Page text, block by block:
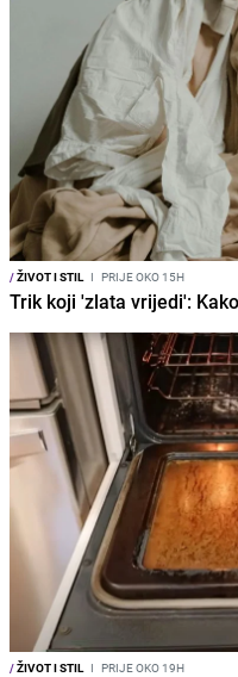
/ŽIVOT I STIL I PRIJE OKO 15H
Trik koji 'zlata vrijedi':
/ŽIVOT I STIL I PRIJE OKO 19H